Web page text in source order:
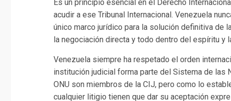
Es un principio esencial en el Derecho
acudir a ese Tribunal Internacional. Venezuela
único marco jurídico para la solución definitiva de
la negociación directa y todo dentro del espíritu y
Venezuela siempre ha respetado el orden
institución judicial forma parte del Sistema de las
ONU son miembros de la CIJ, pero como lo
cualquier litigio tienen que dar su aceptación